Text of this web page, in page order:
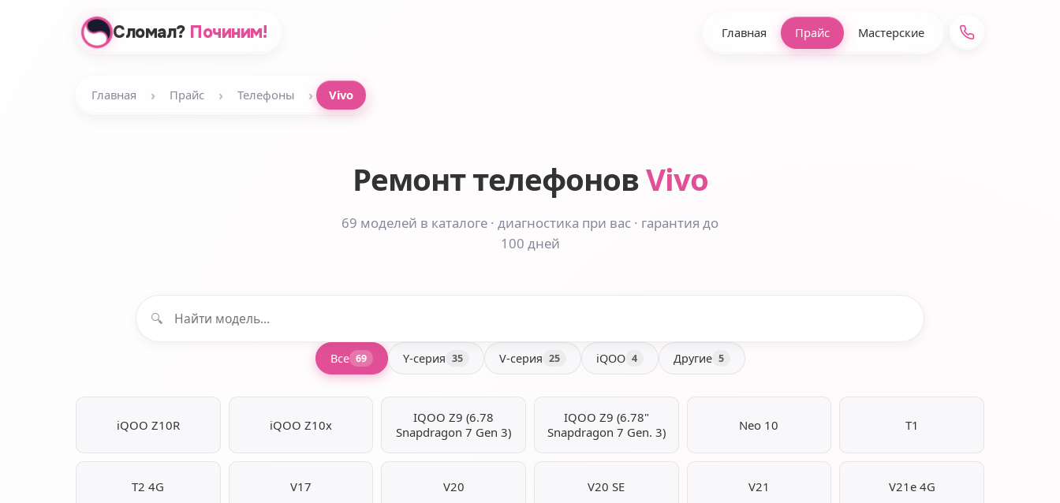
Сломал? Починим! Главная Прайс Мастерские
Главная › Прайс › Телефоны › Vivo
Ремонт телефоновVivo
69 моделей в каталоге · диагностика при вас · гарантия до
100 дней
🔍
Все 69 Y-серия 35 V-серия 25 iQOO 4 Другие 5
iQOO Z10R iQOO Z10x
IQOO Z9 (6.78
Snapdragon 7 Gen 3)
IQOO Z9 (6.78"
Snapdragon 7 Gen. 3)
Neo 10 T1
T2 4G V17 V20 V20 SE V21 V21e 4G